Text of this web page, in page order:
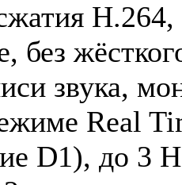
H.264,
без
звука,
Real
D1), до 3